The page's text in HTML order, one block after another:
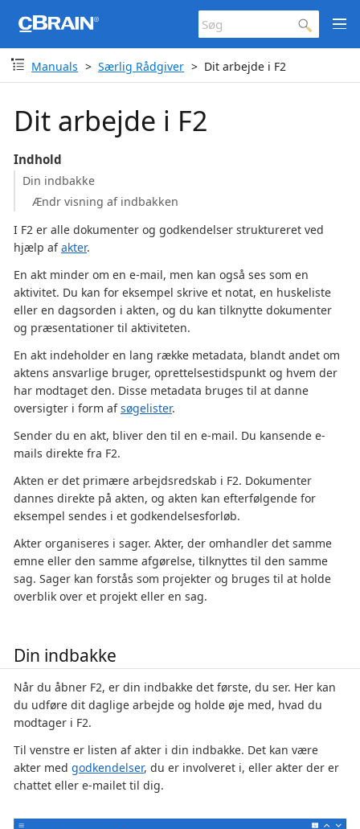
Manuals Særlig Rådgiver Dit arbejde i F2
Dit arbejde i F2
Indhold
Din indbakke
Ændr visning af indbakken
I F2 er alle dokumenter og godkendelser struktureret ved
hjælp afakter.
En akt minder om en e-mail, men kan også ses som en
aktivitet. Du kan for eksempel skrive et notat, en huskeliste
eller en dagsorden i akten, og du kan tilknytte dokumenter
og præsentationer til aktiviteten.
En akt indeholder en lang række metadata, blandt andet om
aktens ansvarlige bruger, oprettelsestidspunkt og hvem der
har modtaget den. Disse metadata bruges til at danne
oversigter i form afsøgelister.
Sender du en akt, bliver den til en e-mail. Du kansende e-
mails direkte fra F2.
Akten er det primære arbejdsredskab i F2. Dokumenter
dannes direkte på akten, og akten kan efterfølgende for
eksempel sendes i et godkendelsesforløb.
Akter organiseres i sager. Akter, der omhandler det samme
emne eller den samme afgørelse, tilknyttes til den samme
sag. Sager kan forstås som projekter og bruges til at holde
overblik over et projekt eller en sag.
Din indbakke
Når du åbner F2, er din indbakke det første, du ser. Her kan
du udføre dit daglige arbejde og holde øje med, hvad du
modtager i F2.
Til venstre er listen af akter i din indbakke. Det kan være
akter med godkendelser, du er involveret i, eller akter der er
chattet eller e-mailet til dig.